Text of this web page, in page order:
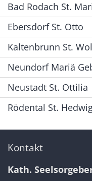
Bad Rodach St.
Ebersdorf St. Otto
Kaltenbrunn St.
Neundorf Mariä
Neustadt St. Ottilia
Rödental St.
Kontakt
Kath.